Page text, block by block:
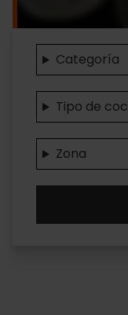
VV
-
Categoría
Tipo de
Zona